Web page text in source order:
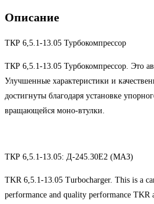
Описание
ТКР 6,5.1-13.05 Турбокомпрессор
ТКР 6,5.1-13.05 Турбокомпрессор. Это
Улучшенные характеристики и
достигнуты благодаря установке
вращающейся моно-втулки.
ТКР 6,5.1-13.05: Д-245.30Е2 (МАЗ)
TKR 6,5.1-13.05 Turbocharger. This is a
performance and quality performance TKR